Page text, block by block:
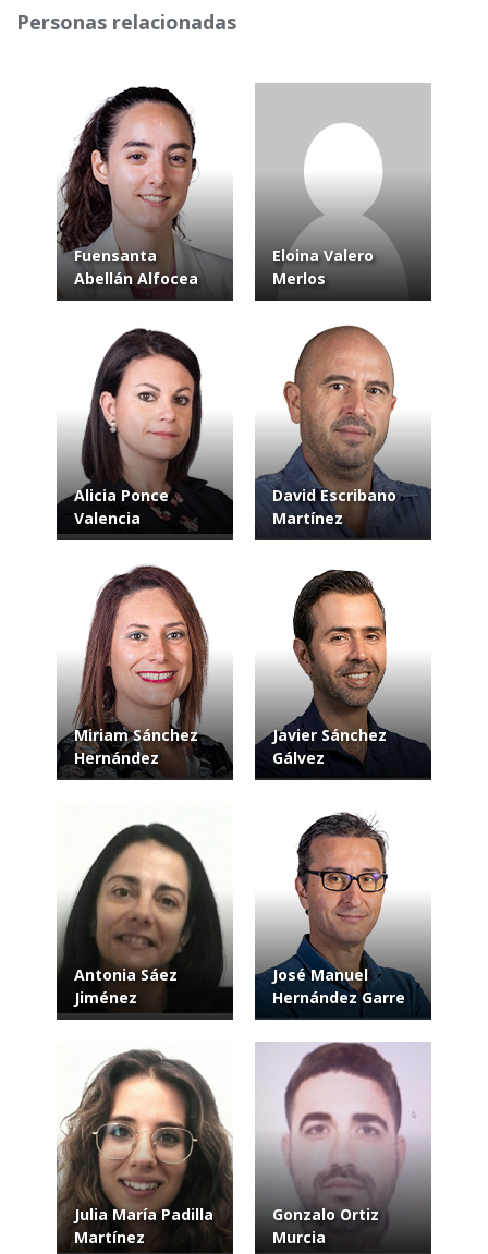
Personas relacionadas
Fuensanta
Abellán Alfocea
Eloina Valero
Merlos
Alicia Ponce
Valencia
David Escribano
Martínez
Miriam Sánchez
Hernández
Javier Sánchez
Gálvez
Antonia Sáez
Jiménez
José Manuel
Hernández Garre
Julia María Padilla
Martínez
Gonzalo Ortiz
Murcia